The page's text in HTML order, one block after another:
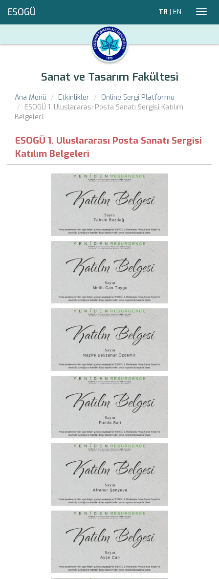
ESOGÜ TR | EN
Sanat ve Tasarım Fakültesi
Ana Menü Etkinlikler
Online Sergi Platformu
ESOGÜ 1. Uluslararası Posta Sanatı Sergisi Katılım
Belgeleri
ESOGÜ 1. Uluslararası Posta Sanatı Sergisi
Katılım Belgeleri